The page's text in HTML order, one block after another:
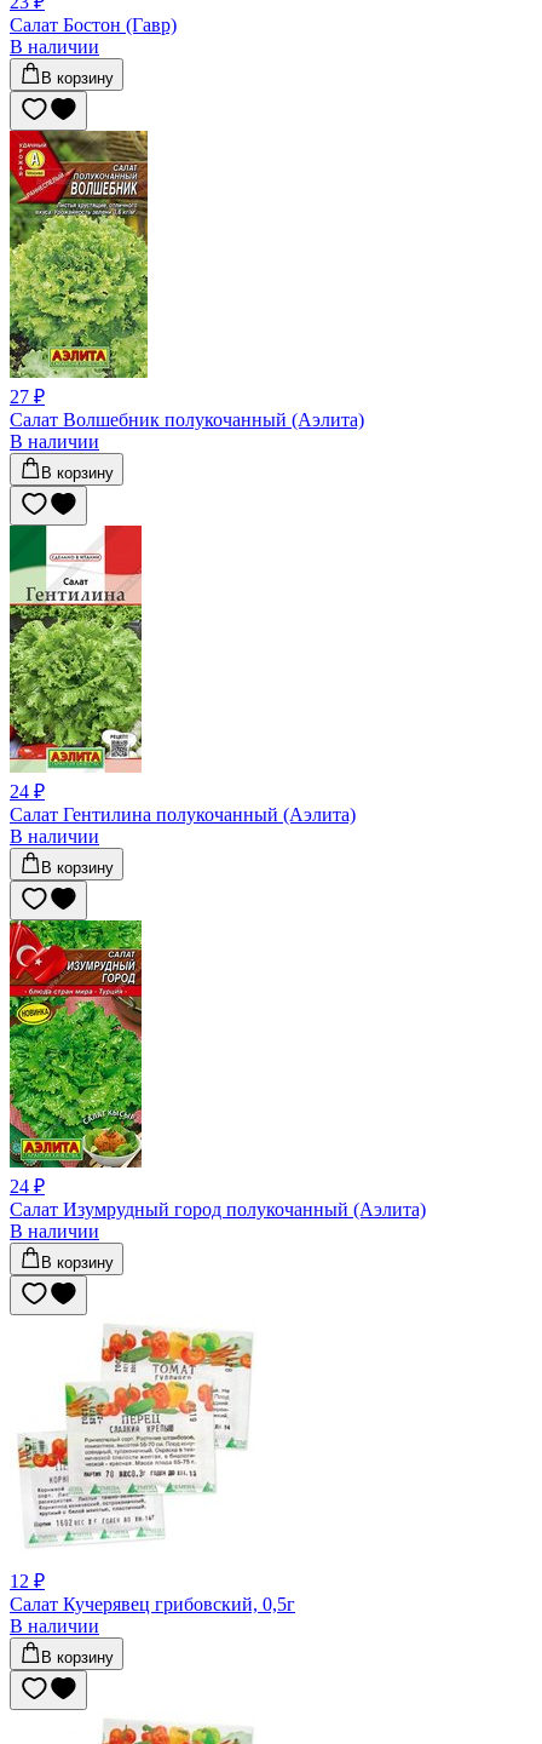
Салат Бостон (Гавр)
В наличии
В корзину
27 ₽
Салат Волшебник полукочанный (Аэлита)
В наличии
В корзину
24 ₽
Салат Гентилина полукочанный (Аэлита)
В наличии
В корзину
24 ₽
Салат Изумрудный город полукочанный (Аэлита)
В наличии
В корзину
12 ₽
Салат Кучерявец грибовский, 0,5г
В наличии
В корзину